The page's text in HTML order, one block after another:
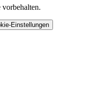
Einstellungen